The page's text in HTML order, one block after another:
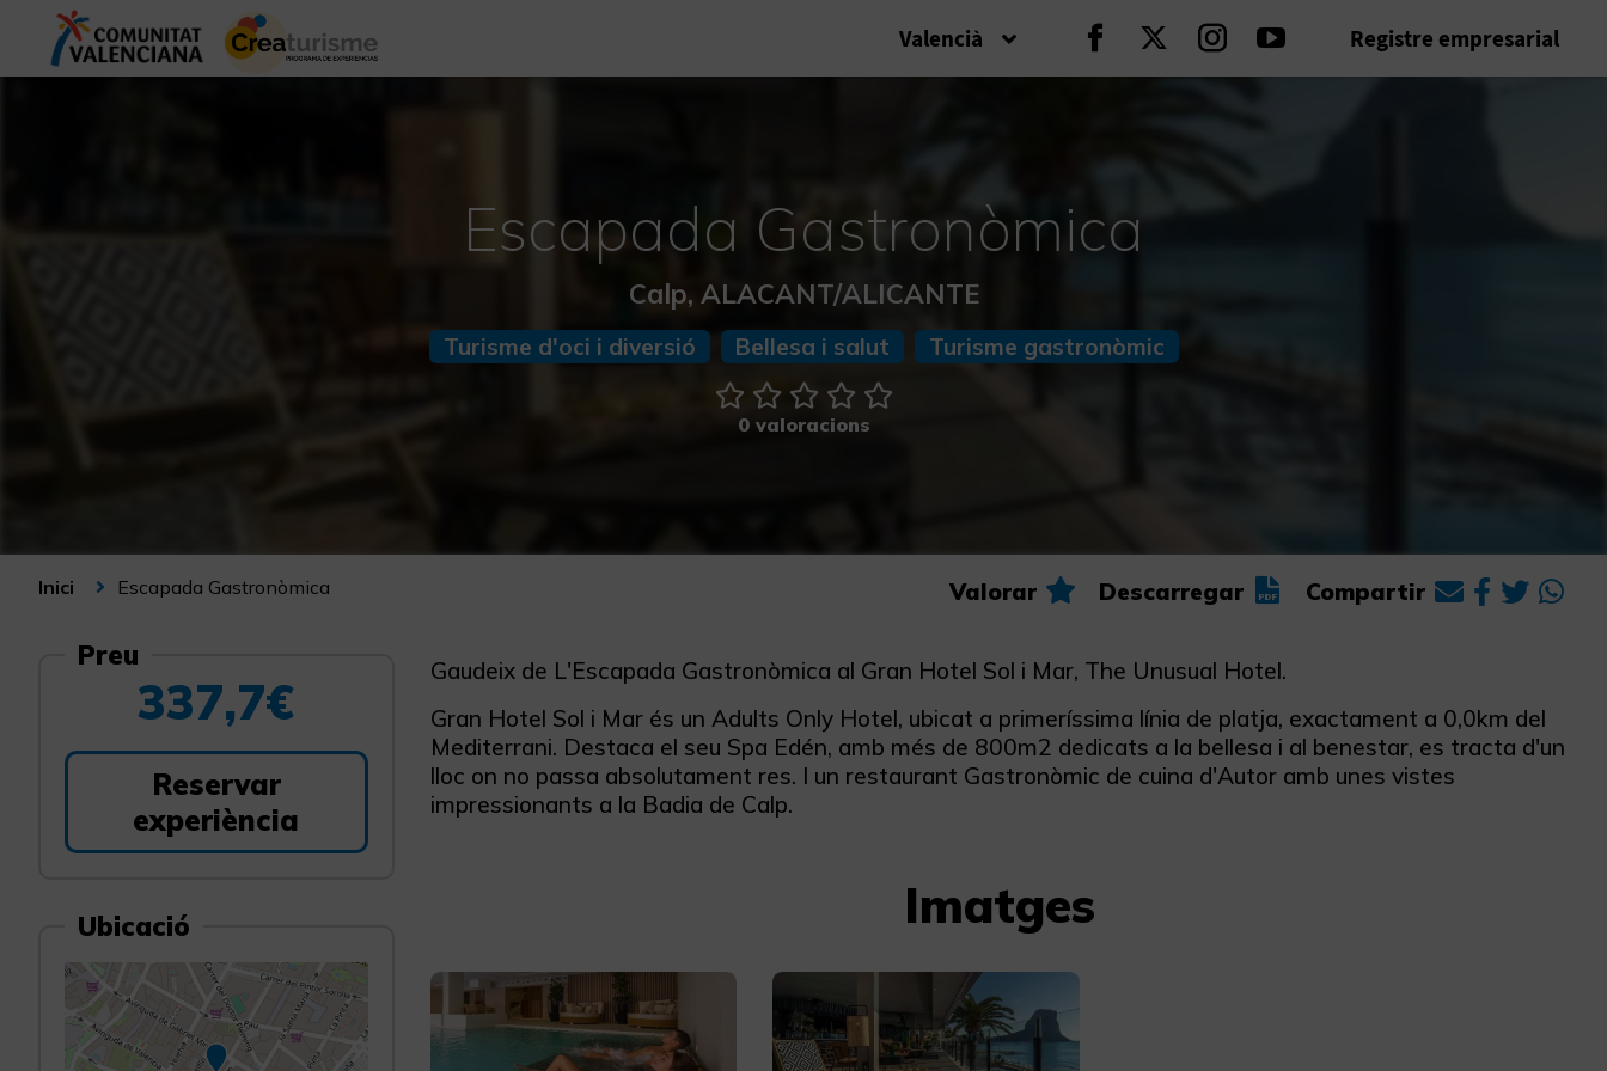
Valencià Seguir en Facebook
Seguir en Twitter
Seguir en Instagram
Seguir en Youtube
Registre empresarial
Escapada Gastronòmica
Calp, ALACANT/ALICANTE
Turisme d'oci i diversió Bellesa i salut Turisme gastronòmic
0 valoracions
Valorar Descarregar Compartir
Inici Escapada Gastronòmica
Preu
337,7€
Reservar
experiència
Ubicació
Gaudeix de L'Escapada Gastronòmica al Gran Hotel Sol i Mar, The Unusual Hotel.
Gran Hotel Sol i Mar és un Adults Only Hotel, ubicat a primeríssima línia de platja, exactament a 0,0km del
Mediterrani. Destaca el seu Spa Edén, amb més de 800m2 dedicats a la bellesa i al benestar, es tracta d'un
lloc on no passa absolutament res. I un restaurant Gastronòmic de cuina d'Autor amb unes vistes
impressionants a la Badia de Calp.
Imatges